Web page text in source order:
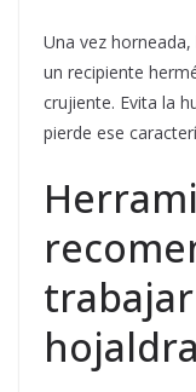
Una vez
un recipiente
crujiente. Evita la
pierde ese